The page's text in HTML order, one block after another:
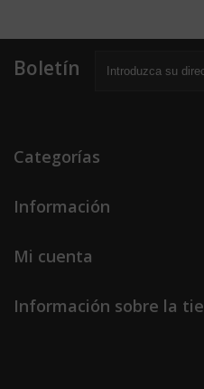
Boletín
Categorías
Información
Mi cuenta
Información sobre la